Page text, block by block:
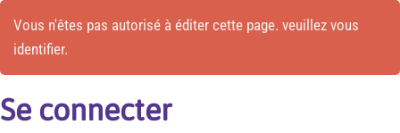
Vous n'êtes pas autorisé à éditer cette page. veuillez vous
identifier.
Se connecter